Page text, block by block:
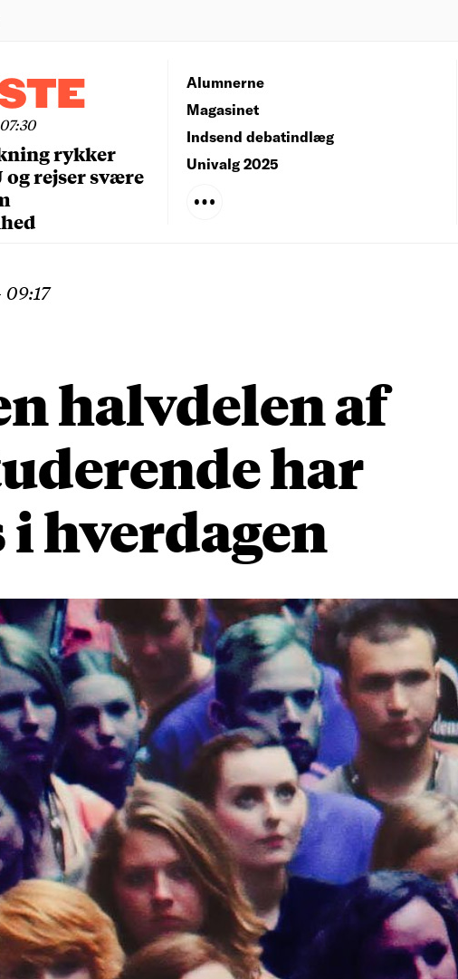
07:30
rykker
rejser svære
Alumnerne
Magasinet
Indsend debatindlæg
Univalg 2025
09:17
halvdelen af
har
i hverdagen